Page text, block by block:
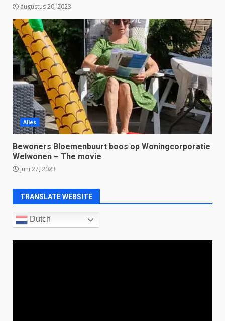
augustus 20, 2023
Alles
Bewoners Bloemenbuurt boos op Woningcorporatie
Welwonen – The movie
juni 27, 2023
TRANSLATE WEBSITE
Dutch